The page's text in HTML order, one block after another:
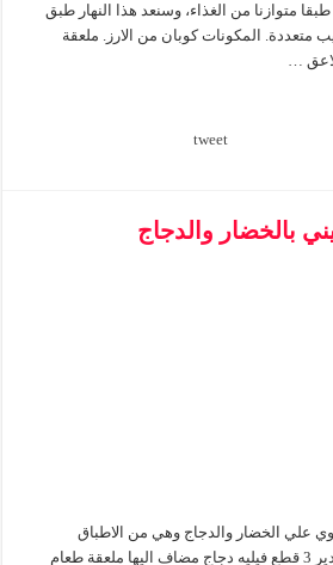
متوازنا من الغذاء، وسنعد هذا النهار طبق
متعددة. المكونات كوبان من الارز. ملعقة
…
tweet
بالخضار والدجاج
علي الخضار والدجاج وهي من الاطباق
المشهورة حول العالم المقادير 3 قطع فيليه دجاج مضاف اليها ملعقة طعام